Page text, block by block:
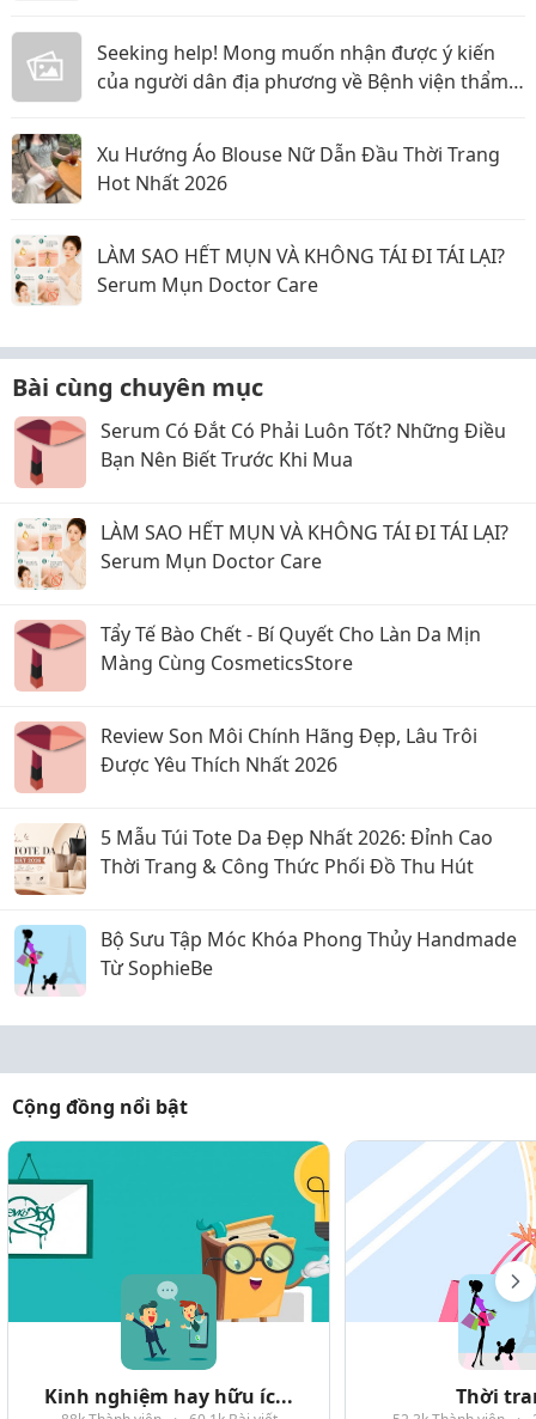
Seeking help! Mong muốn nhận được ý kiến
của người dân địa phương về Bệnh viện thẩm
Xu Hướng Áo Blouse Nữ Dẫn Đầu Thời Trang
Hot Nhất 2026
LÀM SAO HẾT MỤN VÀ KHÔNG TÁI ĐI TÁI LẠI?
Serum Mụn Doctor Care
Bài cùng chuyên mục
Serum Có Đắt Có Phải Luôn Tốt? Những Điều
Bạn Nên Biết Trước Khi Mua
LÀM SAO HẾT MỤN VÀ KHÔNG TÁI ĐI TÁI LẠI?
Serum Mụn Doctor Care
Tẩy Tế Bào Chết - Bí Quyết Cho Làn Da Mịn
Màng Cùng CosmeticsStore
Review Son Môi Chính Hãng Đẹp, Lâu Trôi
Được Yêu Thích Nhất 2026
5 Mẫu Túi Tote Da Đẹp Nhất 2026: Đỉnh Cao
Thời Trang & Công Thức Phối Đồ Thu Hút
Bộ Sưu Tập Móc Khóa Phong Thủy Handmade
Từ SophieBe
Cộng đồng nổi bật
Kinh nghiệm hay hữu íc... Thời